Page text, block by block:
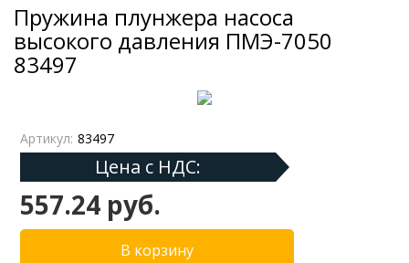
Пружина плунжера насоса
высокого давления ПМЭ-7050
83497
Артикул: 83497
Цена с НДС:
557.24 руб.